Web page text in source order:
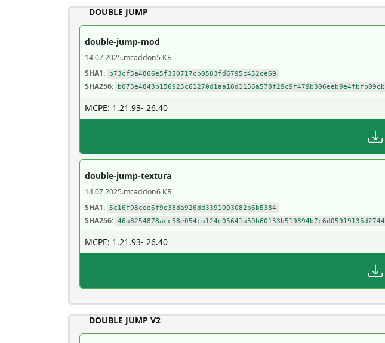
DOUBLE JUMP
double-jump-mod
14.07.2025.mcaddon5 КБ
SHA1:
b73cf5a4866e5f350717cb0583fd6795c452ce69
SHA256: b073e4843b156925c61270d1aa18d1156a578f29c9f479b306eeb9e4fbfb09cb
MCPE: 1.21.93- 26.40
double-jump-textura
14.07.2025.mcaddon6 КБ
SHA1: 5c16f08cee6f9e38da926dd3391093082b6b5384
SHA256: 46a8254878acc58e054ca124e05641a50b60153b519394b7c6d05919135d2744
MCPE: 1.21.93- 26.40
DOUBLE JUMP V2